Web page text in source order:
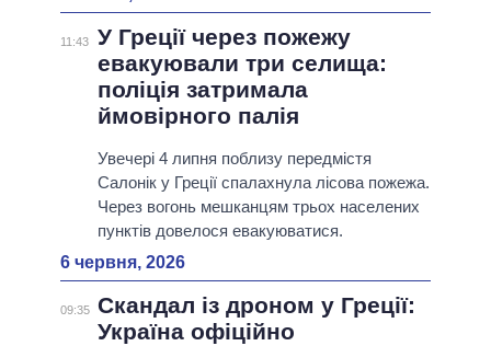
11:43
У Греції через пожежу
евакуювали три селища:
поліція затримала
ймовірного палія
Увечері 4 липня поблизу передмістя
Салонік у Греції спалахнула лісова пожежа.
Через вогонь мешканцям трьох населених
пунктів довелося евакуюватися.
6 червня, 2026
09:35 Скандал із дроном у Греції:
Україна офіційно